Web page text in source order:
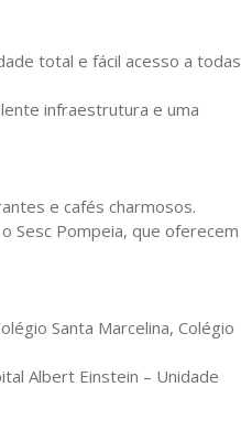
total e fácil acesso a todas
infraestrutura e uma
e cafés charmosos.
Sesc Pompeia, que oferecem
Santa Marcelina, Colégio
Albert Einstein – Unidade